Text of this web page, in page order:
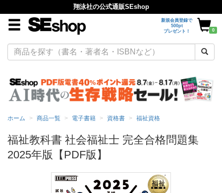
翔泳社の公式通販SEshop
新規会員登録で
500pt
プレゼント！
0
ホーム 商品一覧 電子書籍 資格書 福祉資格
福祉教科書 社会福祉士 完全合格問題集
2025年版【PDF版】